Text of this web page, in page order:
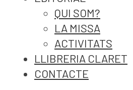
QUI SOM?
LA MISSA
ACTIVITATS
LLIBRERIA CLARET
CONTACTE